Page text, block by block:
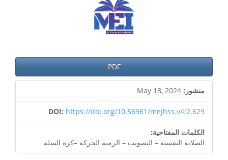
PDF
منشور:
DOI: https://doi.org/10.56961/mejhss.v4i2.629
الكلمات المفتاحية:
الصلابة النفسية – التصويب – الرمية الحركة –كرة السلة